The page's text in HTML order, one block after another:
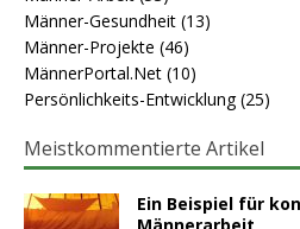
Männer-Gesundheit (13)
Männer-Projekte (46)
MännerPortal.Net (10)
Persönlichkeits-Entwicklung(25)
Meistkommentierte Artikel
Ein Beispiel für